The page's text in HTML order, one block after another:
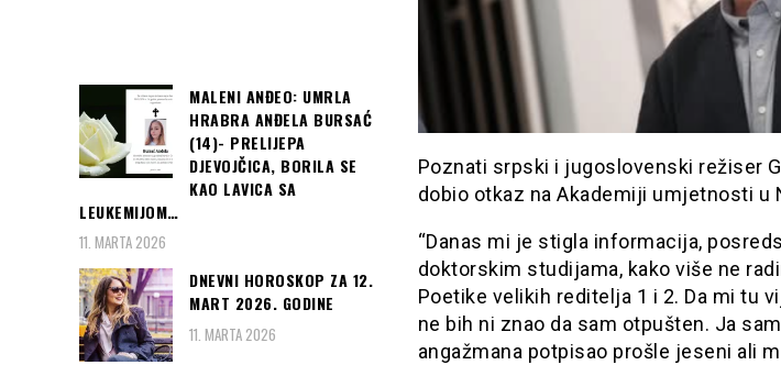
Poznati srpski i jugoslovenski režiser
dobio otkaz na Akademiji umjetnosti u
“Danas mi je stigla informacija,
doktorskim studijama, kako više ne
Poetike velikih reditelja 1 i 2. Da mi tu
ne bih ni znao da sam otpušten. Ja
angažmana potpisao prošle jeseni ali
MALENI ANĐEO: UMRLA
HRABRA ANĐELA BURSAĆ
(14)- PRELIJEPA
DJEVOJČICA, BORILA SE
KAO LAVICA SA
LEUKEMIJOM…
11. MARTA 2026
DNEVNI HOROSKOP ZA 12.
MART 2026. GODINE
11. MARTA 2026